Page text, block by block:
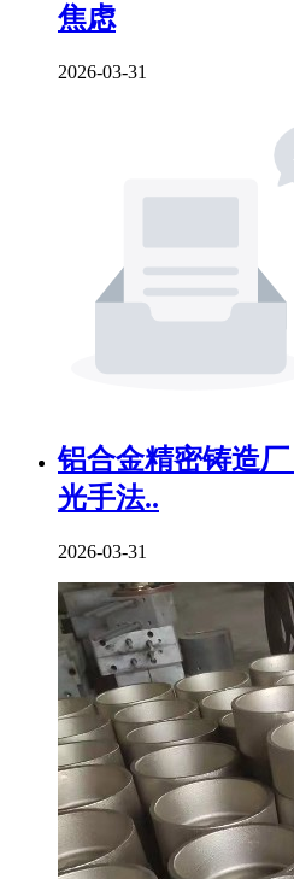
焦虑
2026-03-31
铝合金精密铸造
光手法..
2026-03-31